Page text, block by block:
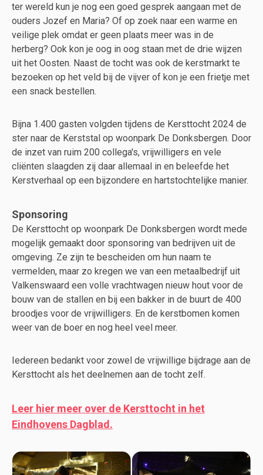
ter wereld kun je nog een goed gesprek aangaan met de
ouders Jozef en Maria? Of op zoek naar een warme en
veilige plek omdat er geen plaats meer was in de
herberg? Ook kon je oog in oog staan met de drie wijzen
uit het Oosten. Naast de tocht was ook de kerstmarkt te
bezoeken op het veld bij de vijver of kon je een frietje met
een snack bestellen.
Bijna 1.400 gasten volgden tijdens de Kersttocht 2024 de
ster naar de Kerststal op woonpark De Donksbergen. Door
de inzet van ruim 200 collega's, vrijwilligers en vele
cliënten slaagden zij daar allemaal in en beleefde het
Kerstverhaal op een bijzondere en hartstochtelijke manier.
Sponsoring
De Kersttocht op woonpark De Donksbergen wordt mede
mogelijk gemaakt door sponsoring van bedrijven uit de
omgeving. Ze zijn te bescheiden om hun naam te
vermelden, maar zo kregen we van een metaalbedrijf uit
Valkenswaard een volle vrachtwagen nieuw hout voor de
bouw van de stallen en bij een bakker in de buurt de 400
broodjes voor de vrijwilligers. En de kerstbomen komen
weer van de boer en nog heel veel meer.
Iedereen bedankt voor zowel de vrijwillige bijdrage aan de
Kersttocht als het deelnemen aan de tocht zelf.
Leer hier meer over de Kersttocht in het
Eindhovens Dagblad.